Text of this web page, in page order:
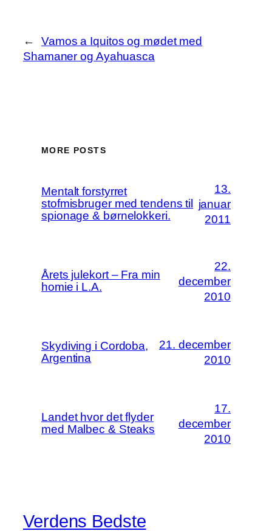
←
Vamos a Iquitos og mødet med
Shamaner og Ayahuasca
MORE POSTS
Mentalt forstyrret
stofmisbruger med tendens til
spionage & børnelokkeri.
13.
januar
2011
Årets julekort – Fra min
homie i L.A.
22.
december
2010
Skydiving i Cordoba,
Argentina
21. december
2010
Landet hvor det flyder
med Malbec & Steaks
17.
december
2010
Verdens Bedste